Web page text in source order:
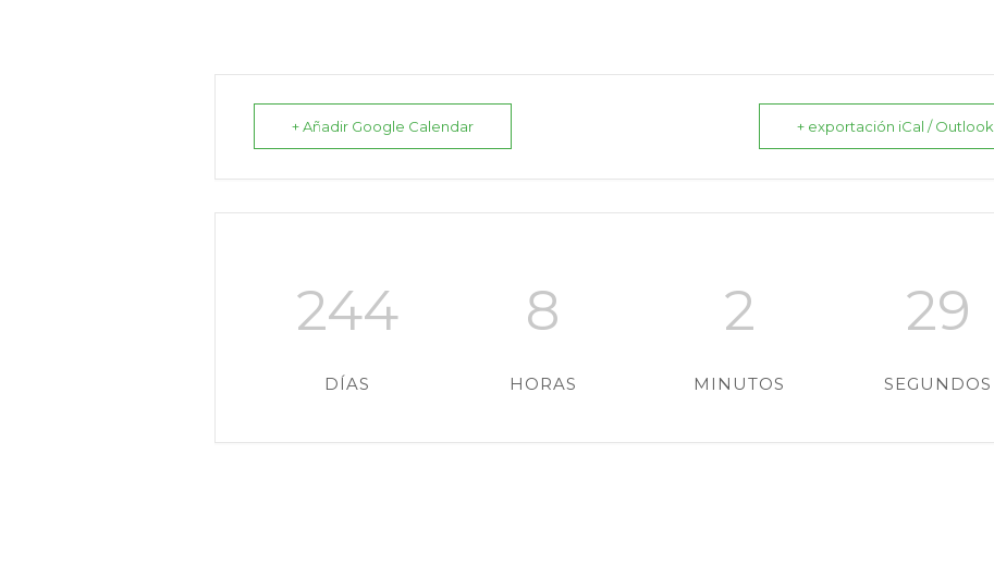
+ Añadir Google Calendar + exportación iCal / Outlook
244
DÍAS
8
HORAS
2
MINUTOS
28
SEGUNDOS